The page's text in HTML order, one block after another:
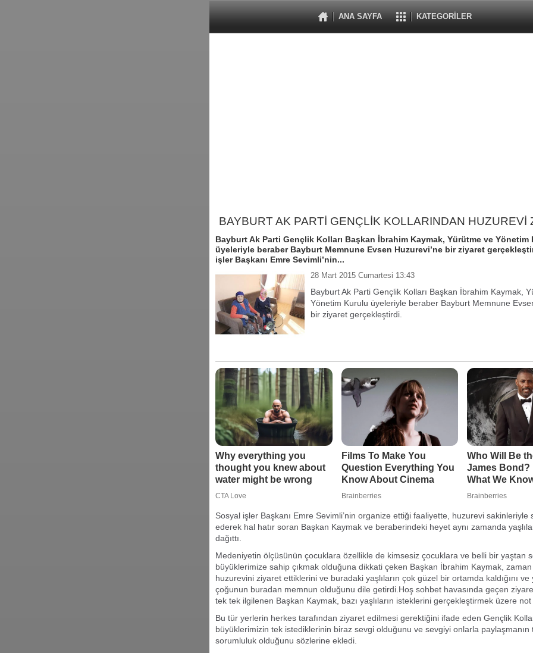
ANA SAYFA KATEGORİLER
BAYBURT AK PARTİ GENÇLİK KOLLARINDAN HUZUREVİ
Bayburt Ak Parti Gençlik Kolları Başkan İbrahim Kaymak, Yürütme ve Yönetim
üyeleriyle beraber Bayburt Memnune Evsen Huzurevi’ne bir ziyaret
işler Başkanı Emre Sevimli’nin...
28 Mart 2015 Cumartesi 13:43
Bayburt Ak Parti Gençlik Kolları Başkan İbrahim Kaymak,
Yönetim Kurulu üyeleriyle beraber Bayburt Memnune
bir ziyaret gerçekleştirdi.
Sosyal işler Başkanı Emre Sevimli’nin organize ettiği faaliyette, huzurevi sakinleriyle
ederek hal hatır soran Başkan Kaymak ve beraberindeki heyet aynı zamanda
dağıttı.
Medeniyetin ölçüsünün çocuklara özellikle de kimsesiz çocuklara ve belli bir yaştan
büyüklerimize sahip çıkmak olduğuna dikkati çeken Başkan İbrahim Kaymak,
huzurevini ziyaret ettiklerini ve buradaki yaşlıların çok güzel bir ortamda kaldığını ve
çoğunun buradan memnun olduğunu dile getirdi.Hoş sohbet havasında geçen
tek tek ilgilenen Başkan Kaymak, bazı yaşlıların isteklerini gerçekleştirmek üzere not
Bu tür yerlerin herkes tarafından ziyaret edilmesi gerektiğini ifade eden Gençlik
büyüklerimizin tek istediklerinin biraz sevgi olduğunu ve sevgiyi onlarla paylaşmanın
sorumluluk olduğunu sözlerine ekledi.